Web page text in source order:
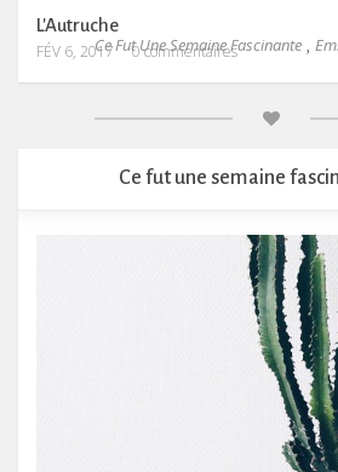
Ce Fut Une Semaine Fascinante
L'Autruche
FÉV 6, 2017
0 commentaires
Ce fut une semaine